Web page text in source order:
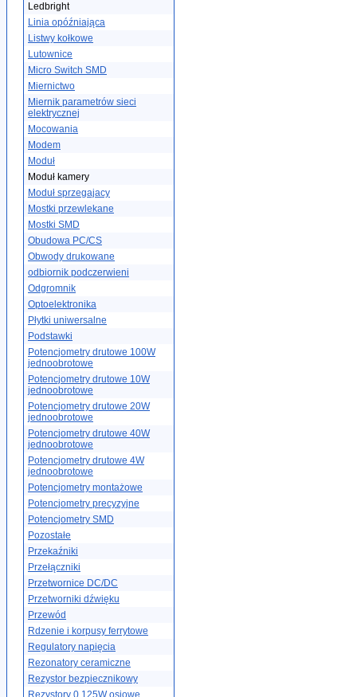
Ledbright
Linia opóźniająca
Listwy kołkowe
Lutownice
Micro Switch SMD
Miernictwo
Miernik parametrów sieci
elektrycznej
Mocowania
Modem
Moduł
Moduł kamery
Moduł sprzegajacy
Mostki przewlekane
Mostki SMD
Obudowa PC/CS
Obwody drukowane
odbiornik podczerwieni
Odgromnik
Optoelektronika
Płytki uniwersalne
Podstawki
Potencjometry drutowe 100W
jednoobrotowe
Potencjometry drutowe 10W
jednoobrotowe
Potencjometry drutowe 20W
jednoobrotowe
Potencjometry drutowe 40W
jednoobrotowe
Potencjometry drutowe 4W
jednoobrotowe
Potencjometry montażowe
Potencjometry precyzyjne
Potencjometry SMD
Pozostałe
Przekaźniki
Przełączniki
Przetwornice DC/DC
Przetworniki dźwięku
Przewód
Rdzenie i korpusy ferrytowe
Regulatory napięcia
Rezonatory ceramiczne
Rezystor bezpiecznikowy
Rezystory 0.125W osiowe